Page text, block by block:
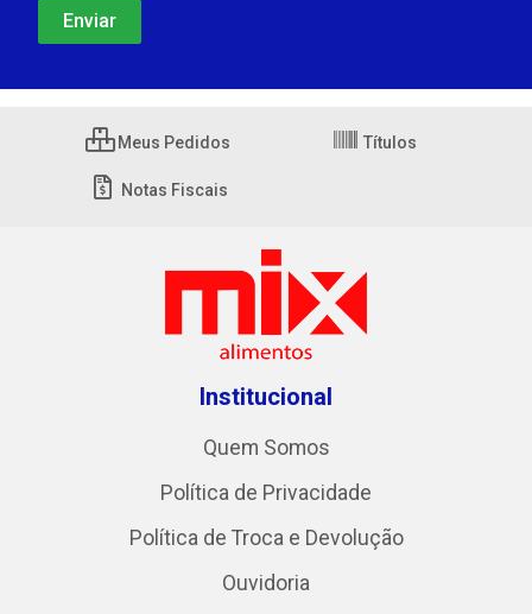
Meus Pedidos Títulos
Notas Fiscais
Institucional
Quem Somos
Política de Privacidade
Política de Troca e Devolução
Ouvidoria